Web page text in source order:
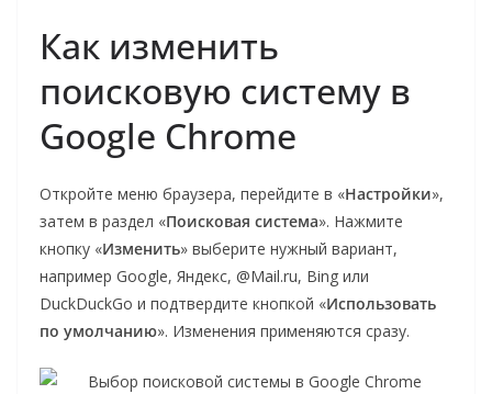
Как изменить
поисковую систему в
Google Chrome
Откройте меню браузера, перейдите в «Настройки»,
затем в раздел «Поисковая система». Нажмите
кнопку «Изменить» выберите нужный вариант,
например Google, Яндекс, @Mail.ru, Bing или
DuckDuckGo и подтвердите кнопкой «Использовать
по умолчанию». Изменения применяются сразу.